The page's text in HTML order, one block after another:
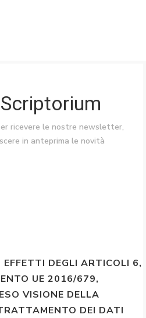
ricevere le nostre newsletter,
in anteprima le novità
EFFETTI DEGLI ARTICOLI 6,
UE 2016/679,
VISIONE DELLA
DEI DATI